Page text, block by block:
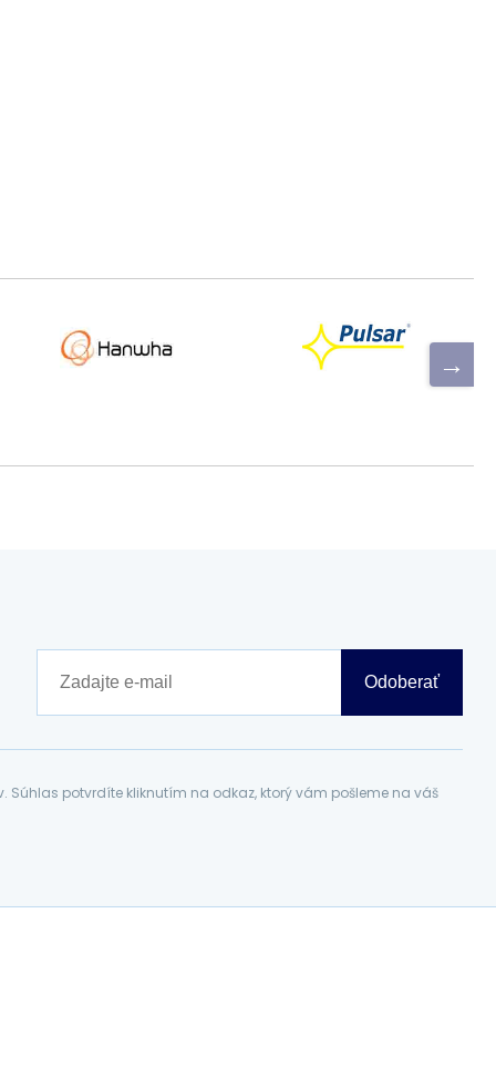
Odoberať
potvrdíte kliknutím na odkaz, ktorý vám pošleme na váš